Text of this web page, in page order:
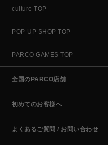
culture TOP
POP-UP SHOP TOP
PARCO GAMES TOP
全国のPARCO店舗
初めてのお客様へ
よくあるご質問 / お問い合わせ